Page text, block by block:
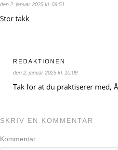
den 2. januar 2025 kl. 09:51
Stor takk
REDAKTIONEN
den 2. januar 2025 kl. 10:09
Tak for at du praktiserer med,
SKRIV EN KOMMENTAR
Kommentar